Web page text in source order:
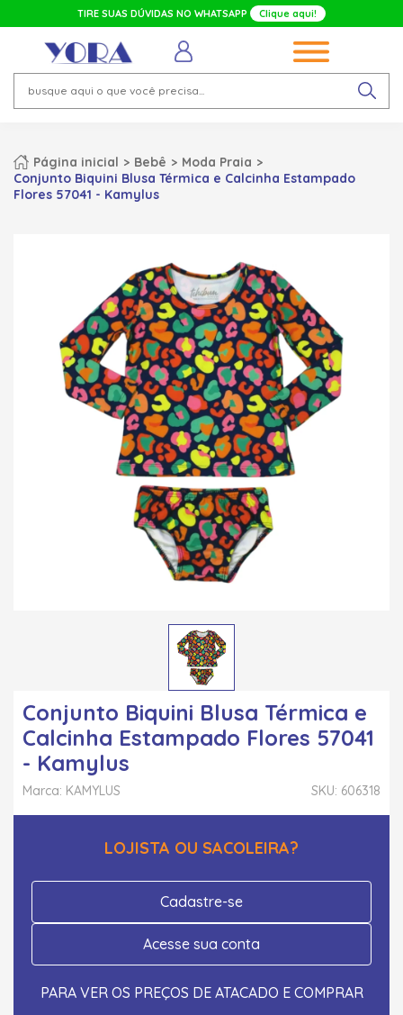
TIRE SUAS DÚVIDAS NO WHATSAPP Clique aqui!
Página inicial Bebê
Moda Praia
Conjunto Biquini Blusa Térmica e Calcinha Estampado
Flores 57041 - Kamylus
Conjunto Biquini Blusa Térmica e
Calcinha Estampado Flores 57041
- Kamylus
SKU: 606318
Marca: KAMYLUS
LOJISTA OU SACOLEIRA?
Cadastre-se
Acesse sua conta
PARA VER OS PREÇOS DE ATACADO E COMPRAR